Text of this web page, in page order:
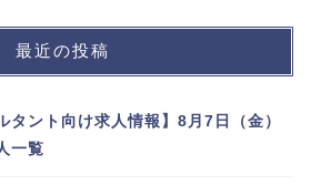
最近の投稿
タント向け求人情報】8月7日（金）
一覧